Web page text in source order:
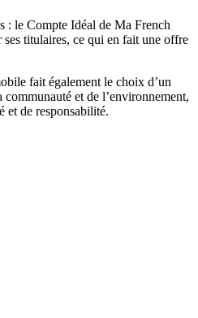
: le Compte Idéal de Ma French
ses titulaires, ce qui en fait une offre
fait également le choix d’un
et de l’environnement,
et de responsabilité.